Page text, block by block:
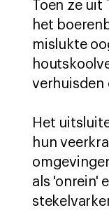
Toen ze
het
mislukte
verhuisden
Het
hun
als 'onrein'